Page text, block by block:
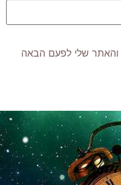
והאתר שלי לפעם הבאה
Plan